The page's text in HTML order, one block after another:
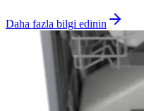
Daha fazla bilgi edinin